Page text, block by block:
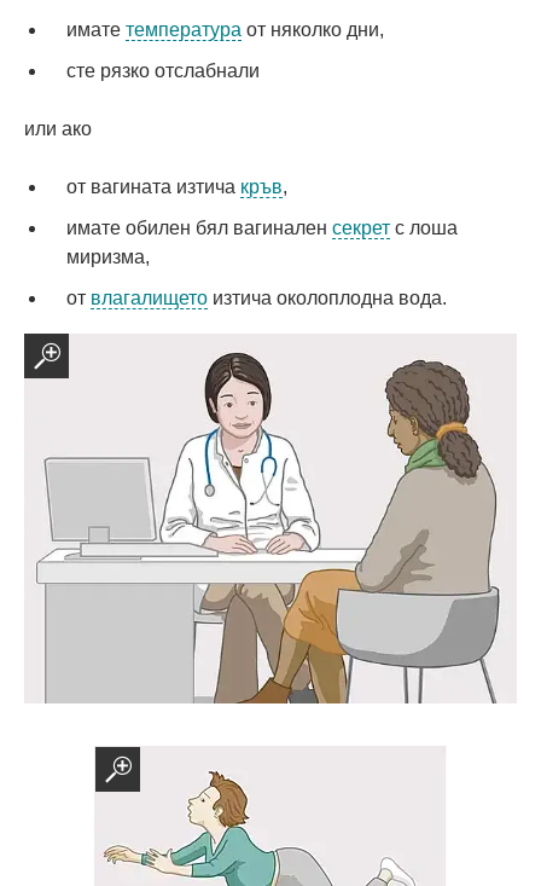
имате температура от няколко дни,
сте рязко отслабнали
или ако
от вагината изтича кръв,
имате обилен бял вагинален секрет с лоша
миризма,
от влагалището изтича околоплодна вода.